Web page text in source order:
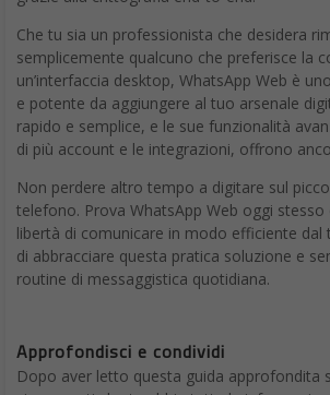
Francesco Marino
Giornalista esperto di
anni si occupa di
hardware, software e social.
editoriale della rivista scientifica Newton e
anni al Gruppo Sole 24 Ore. È il fondatore
responsabile di Digitalic